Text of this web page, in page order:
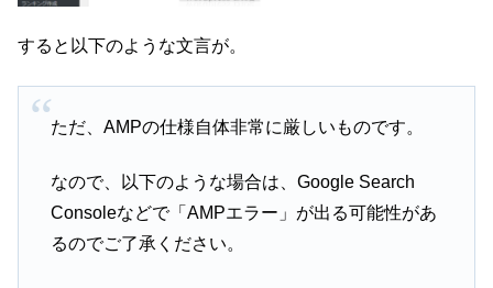
すると以下のような文言が。
ただ、AMPの仕様自体非常に厳しいものです。
なので、以下のような場合は、Google Search
Consoleなどで「AMPエラー」が出る可能性があ
るのでご了承ください。